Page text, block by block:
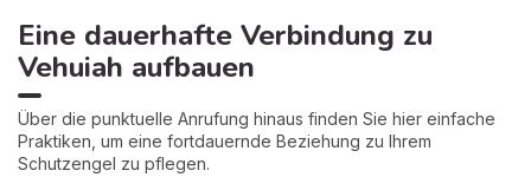
Eine dauerhafte Verbindung zu
Vehuiah aufbauen
Über die punktuelle Anrufung hinaus finden Sie hier einfache
Praktiken, um eine fortdauernde Beziehung zu Ihrem
Schutzengel zu pflegen.